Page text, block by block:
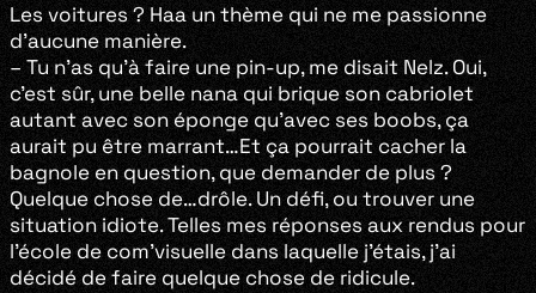
Les voitures ? Haa un thème qui ne me passionne
d’aucune manière.
– Tu n’as qu’à faire une pin-up, me disait Nelz. Oui,
c’est sûr, une belle nana qui brique son cabriolet
autant avec son éponge qu’avec ses boobs, ça
aurait pu être marrant…Et ça pourrait cacher la
bagnole en question, que demander de plus ?
Quelque chose de…drôle. Un défi, ou trouver une
situation idiote. Telles mes réponses aux rendus pour
l’école de com’visuelle dans laquelle j’étais, j’ai
décidé de faire quelque chose de ridicule.